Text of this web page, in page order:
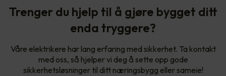
Trenger du hjelp til å gjøre bygget ditt
enda tryggere?
Våre elektrikere har lang erfaring med sikkerhet. Ta kontakt
med oss, så hjelper vi deg å sette opp gode
sikkerhetsløsninger til ditt næringsbygg eller sameie!